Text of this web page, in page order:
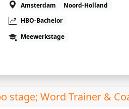
Amsterdam
Noord-Holland
HBO-Bachelor
Meewerkstage
stage; Word Trainer &